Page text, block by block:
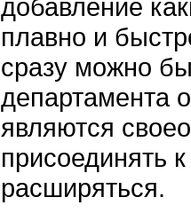
добавление
плавно и
сразу можно
департамента
являются
присоединять
расширяться.